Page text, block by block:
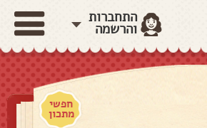
התחברות
והרשמה
חפשי
מתכון